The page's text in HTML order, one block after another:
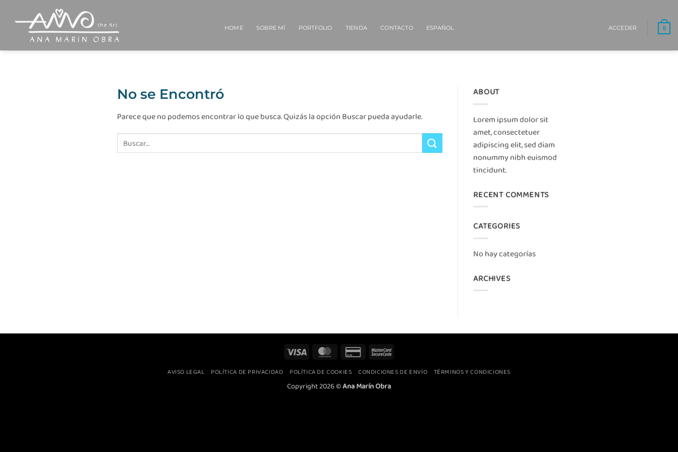
contenido
HOME SOBRE MÍ PORTFOLIO TIENDA CONTACTO ESPAÑOL ACCEDER 0
No se Encontró
Parece que no podemos encontrar lo que busca. Quizás la opción Buscar pueda ayudarle.
ABOUT
Lorem ipsum dolor sit
amet, consectetuer
adipiscing elit, sed diam
nonummy nibh euismod
tincidunt.
RECENT COMMENTS
CATEGORIES
No hay categorías
ARCHIVES
Visa MasterCard Credit
2
MasterCard
AVISO LEGAL POLÍTICA DE PRIVACIDAD POLÍTICA DE COOKIES CONDICIONES DE ENVÍO TÉRMINOS Y CONDICIONES
Copyright 2026 ©Ana Marín Obra